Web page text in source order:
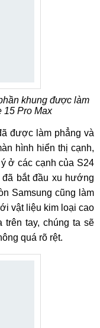
khung được làm
15 Pro Max
được làm phẳng và
hình hiển thị cạnh,
ở các cạnh của S24
bắt đầu xu hướng
Samsung cũng làm
vật liệu kim loại cao
trên tay, chúng ta sẽ
quá rõ rệt.